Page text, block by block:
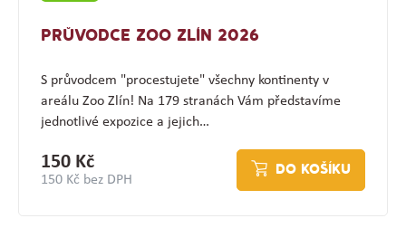
PRŮVODCE ZOO ZLÍN 2026
S průvodcem "procestujete" všechny kontinenty v
areálu Zoo Zlín! Na 179 stranách Vám představíme
jednotlivé expozice a jejich…
150 Kč
150 Kč bez DPH
DO KOŠÍKU